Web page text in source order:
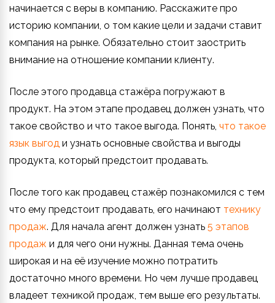
начинается с веры в компанию. Расскажите про
историю компании, о том какие цели и задачи ставит
компания на рынке. Обязательно стоит заострить
внимание на отношение компании клиенту.
После этого продавца стажёра погружают в
продукт. На этом этапе продавец должен узнать, что
такое свойство и что такое выгода. Понять, что такое
язык выгод и узнать основные свойства и выгоды
продукта, который предстоит продавать.
После того как продавец стажёр познакомился с тем
что ему предстоит продавать, его начинают технику
продаж. Для начала агент должен узнать 5 этапов
продаж и для чего они нужны. Данная тема очень
широкая и на её изучение можно потратить
достаточно много времени. Но чем лучше продавец
владеет техникой продаж, тем выше его результаты.